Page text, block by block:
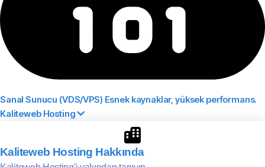
Sanal Sunucu (VDS/VPS) Esnek kaynaklar, yüksek performans.
Kaliteweb Hosting
Kaliteweb Hosting Hakkında